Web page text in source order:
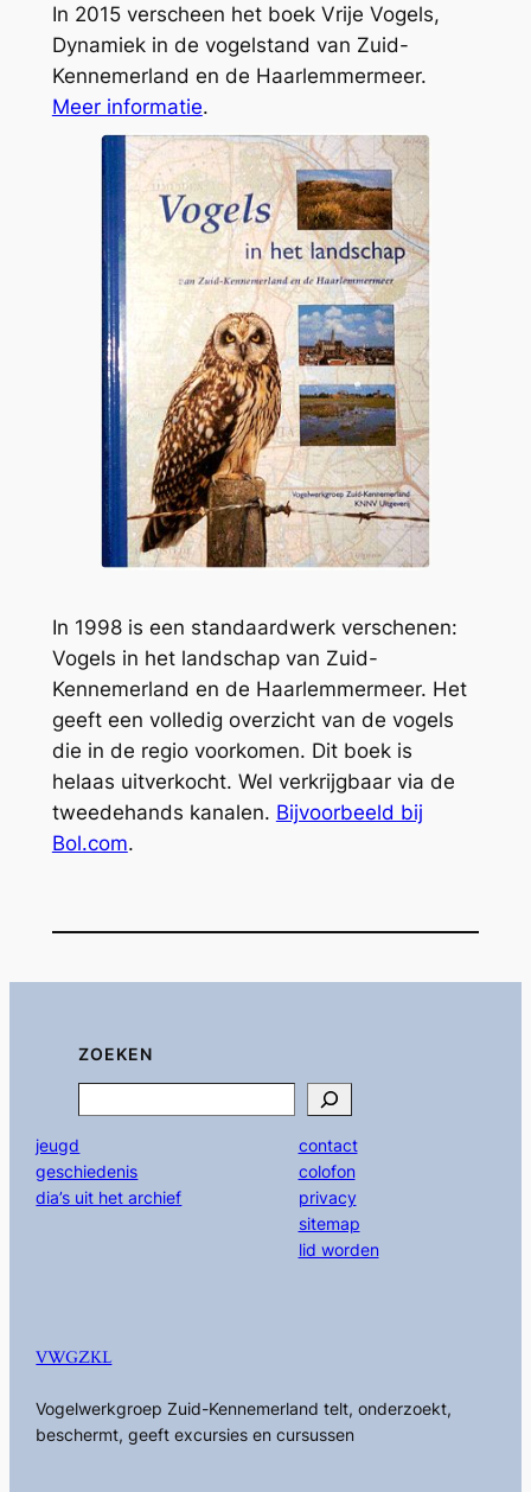
In 2015 verscheen het boek Vrije Vogels,
Dynamiek in de vogelstand van Zuid-
Kennemerland en de Haarlemmermeer.
Meer informatie.
In 1998 is een standaardwerk verschenen:
Vogels in het landschap van Zuid-
Kennemerland en de Haarlemmermeer. Het
geeft een volledig overzicht van de vogels
die in de regio voorkomen. Dit boek is
helaas uitverkocht. Wel verkrijgbaar via de
tweedehands kanalen. Bijvoorbeeld bij
Bol.com.
ZOEKEN
jeugd
geschiedenis
dia’s uit het archief
contact
colofon
privacy
sitemap
lid worden
VWGZKL
Vogelwerkgroep Zuid-Kennemerland telt, onderzoekt,
beschermt, geeft excursies en cursussen